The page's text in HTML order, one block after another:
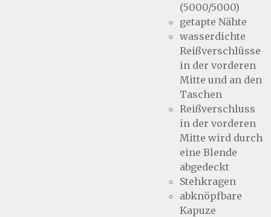
(5000/5000)
getapte Nähte
wasserdichte
Reißverschlüsse
in der vorderen
Mitte und an den
Taschen
Reißverschluss
in der vorderen
Mitte wird durch
eine Blende
abgedeckt
Stehkragen
abknöpfbare
Kapuze